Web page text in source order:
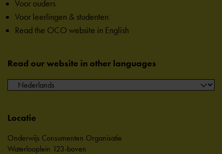
Voor ouders
Voor leerlingen & studenten
Read the OCO website in English
Read our website in other languages
Locatie
Onderwijs Consumenten Organisatie
Waterlooplein 123-boven